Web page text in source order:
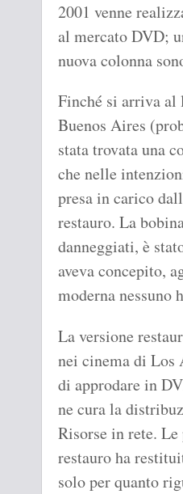
2001 venne
al mercato DVD;
nuova colonna
Finché si arriva
Buenos Aires
stata trovata una
che nelle
presa in carico
restauro. La
danneggiati, è
aveva concepito,
moderna nessuno
La versione
nei cinema di Los
di approdare in
ne cura la
Risorse in rete.
restauro ha
solo per quanto